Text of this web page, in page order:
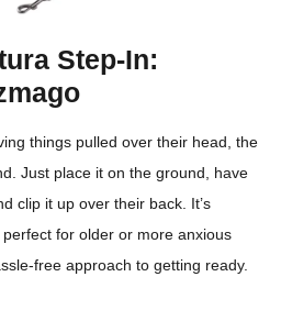
Step-In:
things pulled over their head, the
Just place it on the ground, have
clip it up over their back. It’s
for older or more anxious
free approach to getting ready.